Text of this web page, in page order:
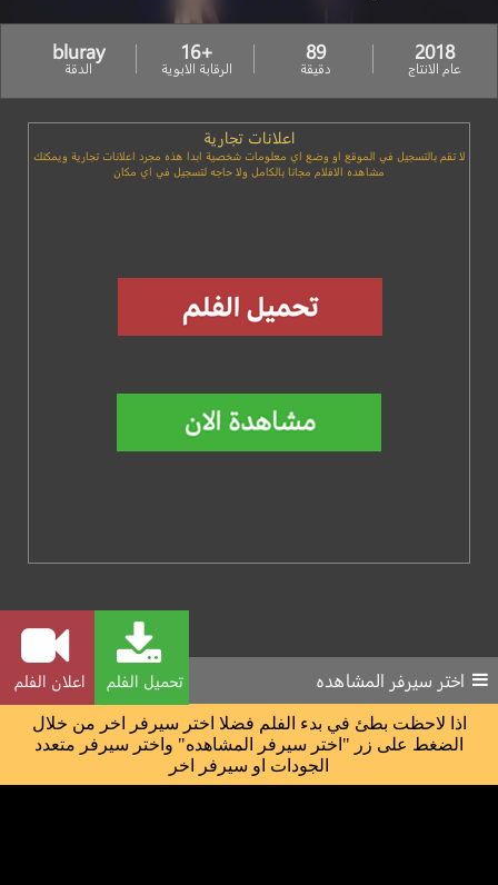
2018
عام الانتاج
89
دقيقة
+16
الرقابة الابوية
bluray
الدقة
اعلانات تجارية
لا تقم بالتسجيل في الموقع او وضع اي معلومات شخصية ابدا هذه مجرد اعلانات تجارية ويمكنك
مشاهده الافلام مجانا بالكامل ولا حاجه لتسجيل في اي مكان
تحميل الفلم اعلان الفلم اختر سيرفر المشاهده
اذا لاحظت بطئ في بدء الفلم فضلا اختر سيرفر اخر من خلال
الضغط على زر "اختر سيرفر المشاهده" واختر سيرفر متعدد
الجودات او سيرفر اخر